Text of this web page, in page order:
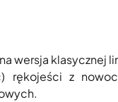
wersja klasycznej
rękojeści z